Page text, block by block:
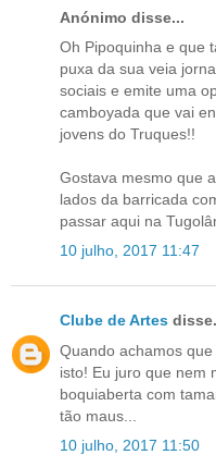
Anónimo disse...
Oh Pipoquinha e que
puxa da sua veia
sociais e emite uma
camboyada que vai
jovens do Truques!!
Gostava mesmo que
lados da barricada
passar aqui na
10 julho, 2017 11:47
Clube de Artes
Quando achamos
isto! Eu juro que nem
boquiaberta com
tão maus...
10 julho, 2017 11:50